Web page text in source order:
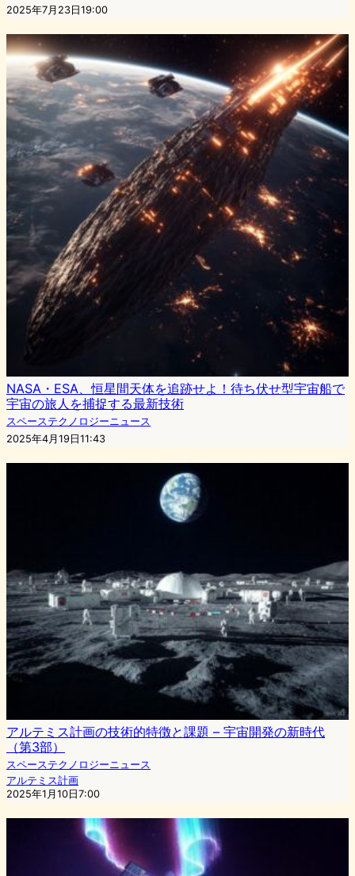
2025年7月23日19:00
NASA・ESA、恒星間天体を追跡せよ！待ち伏せ型宇宙船で
宇宙の旅人を捕捉する最新技術
スペーステクノロジーニュース
2025年4月19日11:43
アルテミス計画の技術的特徴と課題 – 宇宙開発の新時代
（第3部）
スペーステクノロジーニュース
アルテミス計画
2025年1月10日7:00